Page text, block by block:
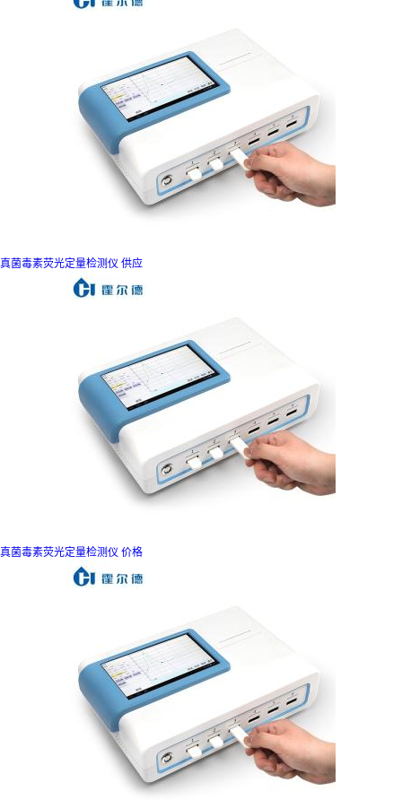
真菌毒素荧光定量检测仪 供应
真菌毒素荧光定量检测仪 价格